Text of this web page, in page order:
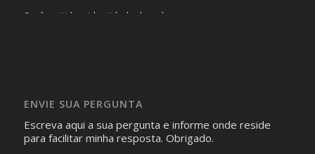
Será omitida a identidade de todas as pessoas que
identificação da pessoa fotografada.
ENVIE SUA PERGUNTA
Escreva aqui a sua pergunta e informe onde reside
para facilitar minha resposta. Obrigado.